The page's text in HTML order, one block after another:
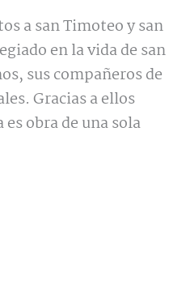
a san Timoteo y san
en la vida de san
sus compañeros de
Gracias a ellos
obra de una sola